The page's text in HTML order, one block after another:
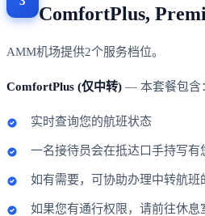
ComfortPlus,
AMM机场提供2个服务档位。
ComfortPlus (仅中转) — 本套餐包含
实时查询您的航班状态
一名接待员会在抵达口手持写有
如有需要，可协助办理中转航班
如果您有通行权限，请前往休